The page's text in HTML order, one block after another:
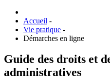
Accueil -
Vie pratique -
Démarches en ligne
Guide des droits et
administratives